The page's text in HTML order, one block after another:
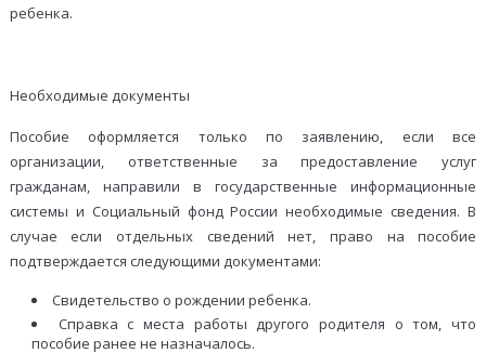
ребенка.
Необходимые документы
Пособие оформляется только по заявлению, если все
организации, ответственные за предоставление услуг
гражданам, направили в государственные информационные
системы и Социальный фонд России необходимые сведения. В
случае если отдельных сведений нет, право на пособие
подтверждается следующими документами:
Свидетельство о рождении ребенка.
Справка с места работы другого родителя о том, что
пособие ранее не назначалось.